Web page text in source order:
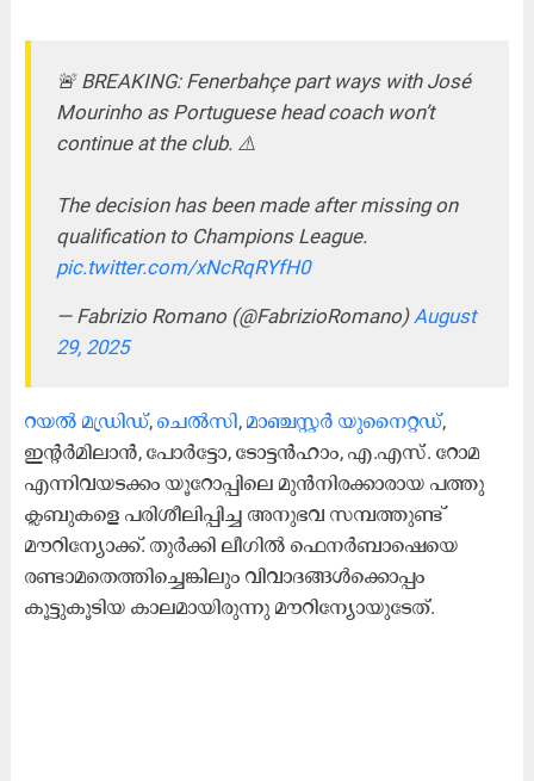
🚨 BREAKING: Fenerbahçe part ways with José
Mourinho as Portuguese head coach won’t
continue at the club. ⚠️
The decision has been made after missing on
qualification to Champions League.
pic.twitter.com/xNcRqRYfH0
— Fabrizio Romano (@FabrizioRomano) August
29, 2025
റയൽ മഡ്രിഡ്, ചെൽസി, മാഞ്ചസ്റ്റർ യുനൈറ്റഡ്,
ഇന്റർമിലാൻ, പോർട്ടോ, ടോട്ടൻഹാം, എ.എസ്. റോമ
എന്നിവയടക്കം യൂറോപ്പിലെ മുൻനിരക്കാരായ പത്തു
ക്ലബുകളെ പരിശീലിപ്പിച്ച അനുഭവ സമ്പത്തുണ്ട് ​
മൗറിന്യോക്ക്. തുർക്കി ലീഗിൽ ഫെനർബാഷെയെ
രണ്ടാമതെത്തിച്ചെങ്കിലും വിവാദങ്ങൾക്കൊപ്പം
കൂട്ടുകൂടിയ കാലമായിരുന്നു മൗറിന്യോയുടേത്.